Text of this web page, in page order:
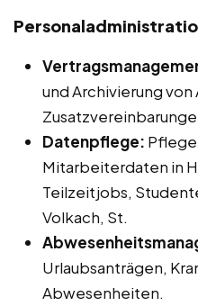
und Archivierung
Datenpflege:
Mitarbeiterdaten in
Teilzeitjobs,
Volkach, St.
Urlaubsanträgen,
Abwesenheiten.